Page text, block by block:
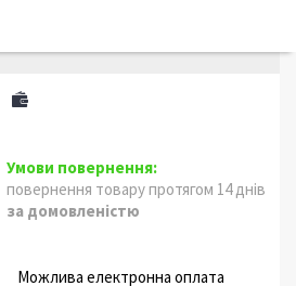
повернення товару протягом 14 днів
за домовленістю